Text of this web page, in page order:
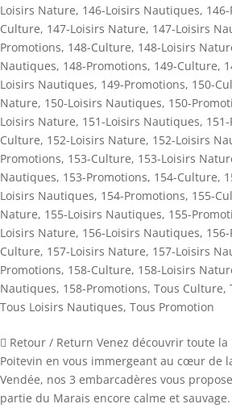
Loisirs Nature, 146-Loisirs Nautiques,
Culture, 147-Loisirs Nature, 147-Loisirs
Promotions, 148-Culture, 148-Loisirs
Nautiques, 148-Promotions, 149-Culture,
Loisirs Nautiques, 149-Promotions, 150-
Nature, 150-Loisirs Nautiques, 150-
Loisirs Nature, 151-Loisirs Nautiques,
Culture, 152-Loisirs Nature, 152-Loisirs
Promotions, 153-Culture, 153-Loisirs
Nautiques, 153-Promotions, 154-Culture,
Loisirs Nautiques, 154-Promotions, 155-
Nature, 155-Loisirs Nautiques, 155-
Loisirs Nature, 156-Loisirs Nautiques,
Culture, 157-Loisirs Nature, 157-Loisirs
Promotions, 158-Culture, 158-Loisirs
Nautiques, 158-Promotions, Tous Culture,
Tous Loisirs Nautiques, Tous Promotion
 Retour / Return Venez découvrir toute
Poitevin en vous immergeant au cœur de
Vendée, nos 3 embarcadères vous
partie du Marais encore calme et sauvage.